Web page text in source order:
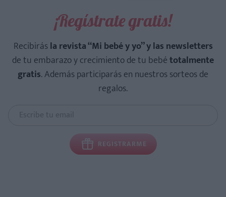
¡Regístrate gratis!
Recibirásla revista “Mi bebé y yo” y las newsletters
de tu embarazo y crecimiento de tu bebétotalmente
gratis. Además participarás en nuestros sorteos de
regalos.
REGISTRARME